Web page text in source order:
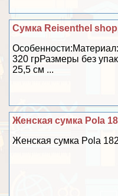
Сумка Reisenthel
320 грРазмеры без
25,5 см ...
Женская сумка Pola
Женская сумка Pola